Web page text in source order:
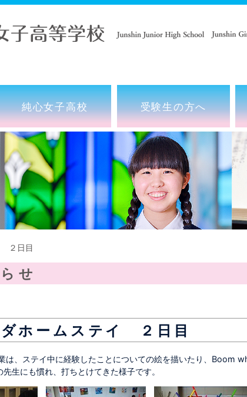
純心女子高校 受験生の方へ
２日目
せ
ホームステイ ２日目
は、ステイ中に経験したことについての絵を描いたり、Boom
先生にも慣れ、打ちとけてきた様子です。